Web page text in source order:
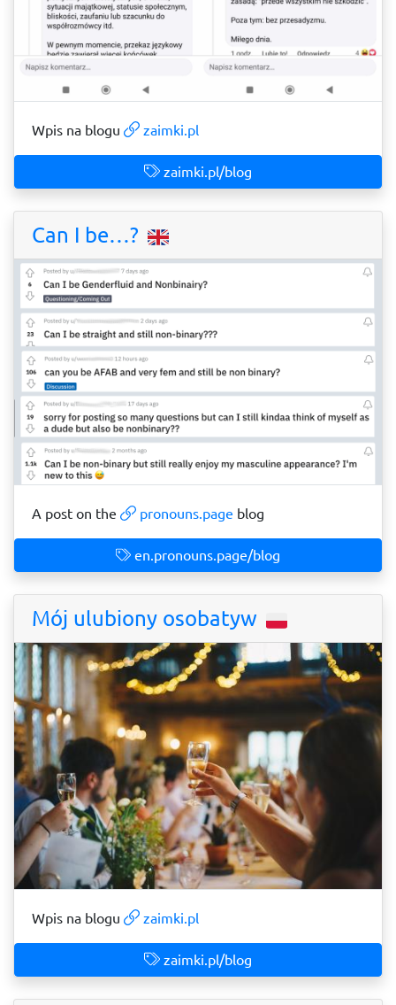
Wpis na blogu zaimki.pl
zaimki.pl/blog
Can I be…?
A post on the pronouns.page blog
en.pronouns.page/blog
Mój ulubiony osobatyw
Wpis na blogu zaimki.pl
zaimki.pl/blog